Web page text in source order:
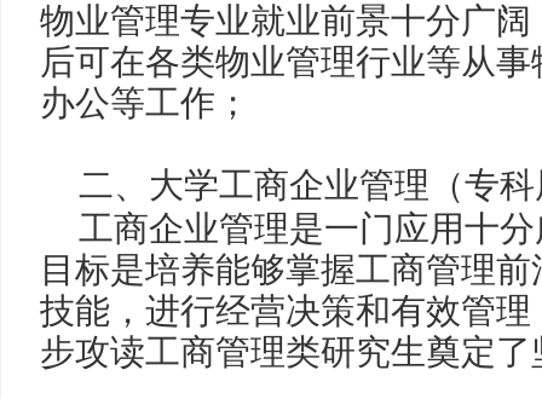
物业管理专业就业前景十分广
后可在各类物业管理行业等从
办公等工作；
二、 大学工商企业管理（专
工商企业管理是一门应用十
目标是培养能够掌握工商管理
技能，进行经营决策和有效管
步攻读工商管理类研究生奠定